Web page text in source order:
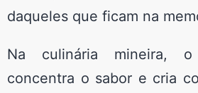
daqueles que ficam na
Na culinária mineira,
concentra o sabor e cria